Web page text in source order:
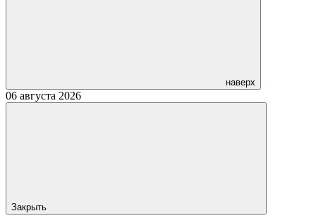
наверх
06 августа 2026
Закрыть